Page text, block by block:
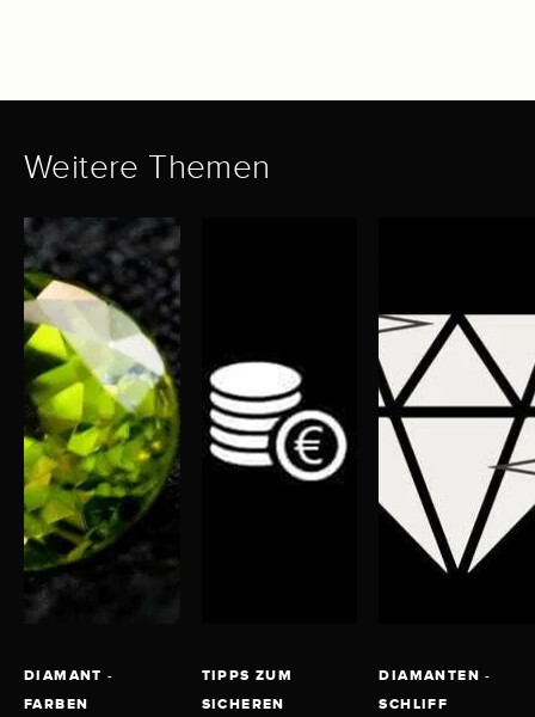
Weitere Themen
DIAMANT -
FARBEN
TIPPS ZUM
SICHEREN
DIAMANTEN -
SCHLIFF